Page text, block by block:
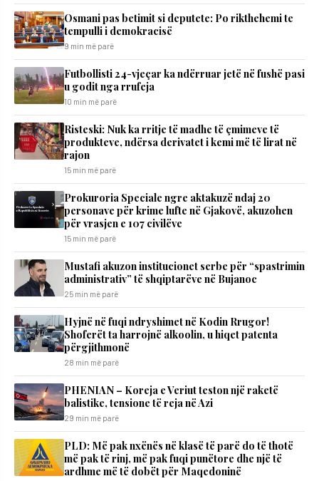
Osmani pas betimit si deputete: Po rikthehemi te
tempulli i demokracisë
9 min më parë
Futbollisti 24-vjeçar ka ndërruar jetë në fushë pasi
u godit nga rrufeja
10 min më parë
Risteski: Nuk ka rritje të madhe të çmimeve të
produkteve, ndërsa derivatet i kemi më të lirat në
rajon
15 min më parë
Prokuroria Speciale ngre aktakuzë ndaj 20
personave për krime lufte në Gjakovë, akuzohen
për vrasjen e 107 civilëve
15 min më parë
Mustafi akuzon institucionet serbe për “spastrimin
administrativ” të shqiptarëve në Bujanoc
25 min më parë
Hyjnë në fuqi ndryshimet në Kodin Rrugor!
Shoferët ta harrojnë alkoolin, u hiqet patenta
përgjithmonë
28 min më parë
PHENIAN – Koreja e Veriut teston një raketë
balistike, tensione të reja në Azi
29 min më parë
PLD: Më pak nxënës në klasë të parë do të thotë
më pak të rinj, më pak fuqi punëtore dhe një të
ardhme më të dobët për Maqedoninë